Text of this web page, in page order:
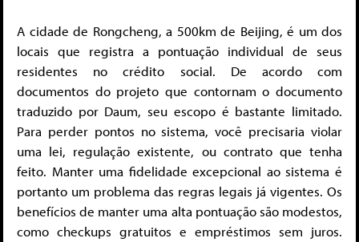
A cidade de Rongcheng, a 500km de Beijing, é um dos
locais que registra a pontuação individual de seus
residentes no crédito social. De acordo com
documentos do projeto que contornam o documento
traduzido por Daum, seu escopo é bastante limitado.
Para perder pontos no sistema, você precisaria violar
uma lei, regulação existente, ou contrato que tenha
feito. Manter uma fidelidade excepcional ao sistema é
portanto um problema das regras legais já vigentes. Os
benefícios de manter uma alta pontuação são modestos,
como checkups gratuitos e empréstimos sem juros.